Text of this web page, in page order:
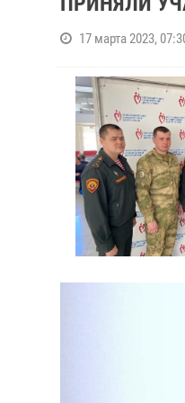
17 марта 2023,